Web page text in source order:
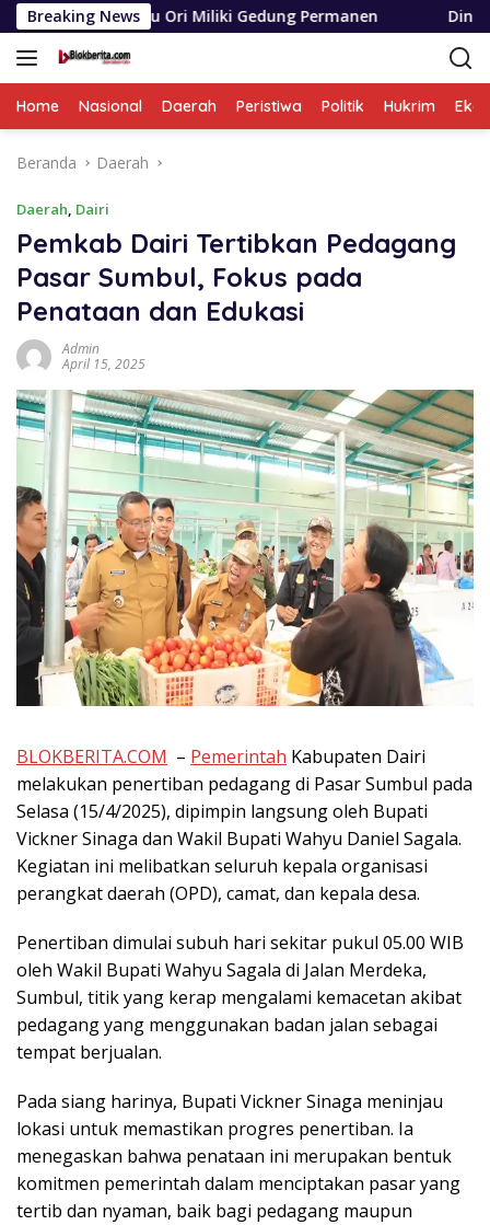
Langsung
ke
konten
Breaking News
Miliki Gedung Permanen Dinas SDABMBK Medan
Home Nasional Daerah Peristiwa Politik Hukrim
Beranda Daerah
Daerah, Dairi
Pemkab Dairi Tertibkan Pedagang
Pasar Sumbul, Fokus pada
Penataan dan Edukasi
Admin
April 15, 2025
BLOKBERITA.COM – Pemerintah Kabupaten Dairi
melakukan penertiban pedagang di Pasar Sumbul pada
Selasa (15/4/2025), dipimpin langsung oleh Bupati
Vickner Sinaga dan Wakil Bupati Wahyu Daniel Sagala.
Kegiatan ini melibatkan seluruh kepala organisasi
perangkat daerah (OPD), camat, dan kepala desa.
Penertiban dimulai subuh hari sekitar pukul 05.00 WIB
oleh Wakil Bupati Wahyu Sagala di Jalan Merdeka,
Sumbul, titik yang kerap mengalami kemacetan akibat
pedagang yang menggunakan badan jalan sebagai
tempat berjualan.
Pada siang harinya, Bupati Vickner Sinaga meninjau
lokasi untuk memastikan progres penertiban. Ia
menegaskan bahwa penataan ini merupakan bentuk
komitmen pemerintah dalam menciptakan pasar yang
tertib dan nyaman, baik bagi pedagang maupun